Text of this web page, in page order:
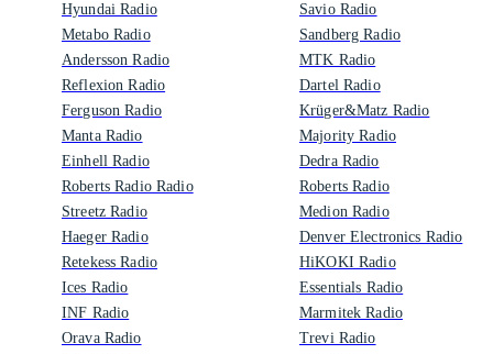
Hyundai Radio
Metabo Radio
Andersson Radio
Reflexion Radio
Ferguson Radio
Manta Radio
Einhell Radio
Roberts Radio Radio
Streetz Radio
Haeger Radio
Retekess Radio
Ices Radio
INF Radio
Orava Radio
Savio Radio
Sandberg Radio
MTK Radio
Dartel Radio
Krüger&Matz Radio
Majority Radio
Dedra Radio
Roberts Radio
Medion Radio
Denver Electronics Radio
HiKOKI Radio
Essentials Radio
Marmitek Radio
Trevi Radio